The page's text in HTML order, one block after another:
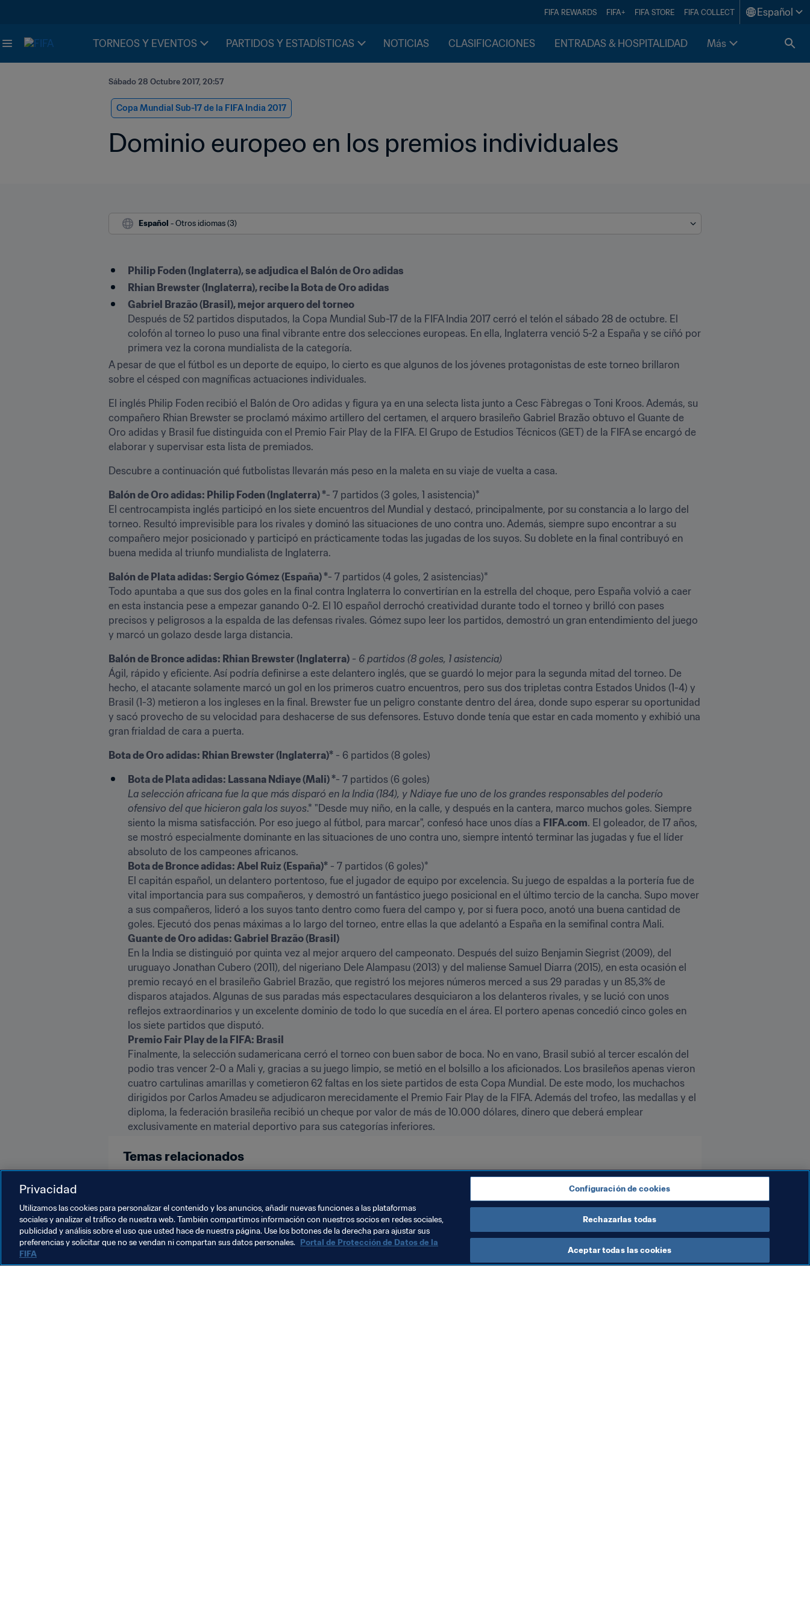
FIFA REWARDS FIFA+ FIFA STORE FIFA COLLECT Español
TORNEOS Y EVENTOS PARTIDOS Y ESTADÍSTICAS NOTICIAS CLASIFICACIONES ENTRADAS & HOSPITALIDAD Más
Sábado 28 Octubre 2017, 20:57
Copa Mundial Sub-17 de la FIFA India 2017
Dominio europeo en los premios individuales
Español - Otros idiomas (3)
Philip Foden (Inglaterra), se adjudica el Balón de Oro adidas
Rhian Brewster (Inglaterra), recibe la Bota de Oro adidas
Gabriel Brazão (Brasil), mejor arquero del torneo
Después de 52 partidos disputados, la Copa Mundial Sub-17 de la FIFA India 2017 cerró el telón el sábado 28 de octubre. El
colofón al torneo lo puso una final vibrante entre dos selecciones europeas. En ella, Inglaterra venció 5-2 a España y se ciñó por
primera vez la corona mundialista de la categoría.
A pesar de que el fútbol es un deporte de equipo, lo cierto es que algunos de los jóvenes protagonistas de este torneo brillaron
sobre el césped con magníficas actuaciones individuales.
El inglés Philip Foden recibió el Balón de Oro adidas y figura ya en una selecta lista junto a Cesc Fàbregas o Toni Kroos. Además, su
compañero Rhian Brewster se proclamó máximo artillero del certamen, el arquero brasileño Gabriel Brazão obtuvo el Guante de
Oro adidas y Brasil fue distinguida con el Premio Fair Play de la FIFA. El Grupo de Estudios Técnicos (GET) de la FIFA se encargó de
elaborar y supervisar esta lista de premiados.
Descubre a continuación qué futbolistas llevarán más peso en la maleta en su viaje de vuelta a casa.
Balón de Oro adidas: Philip Foden (Inglaterra) *- 7 partidos (3 goles, 1 asistencia)*
El centrocampista inglés participó en los siete encuentros del Mundial y destacó, principalmente, por su constancia a lo largo del
torneo. Resultó imprevisible para los rivales y dominó las situaciones de uno contra uno. Además, siempre supo encontrar a su
compañero mejor posicionado y participó en prácticamente todas las jugadas de los suyos. Su doblete en la final contribuyó en
buena medida al triunfo mundialista de Inglaterra.
Balón de Plata adidas: Sergio Gómez (España) *- 7 partidos (4 goles, 2 asistencias)*
Todo apuntaba a que sus dos goles en la final contra Inglaterra lo convertirían en la estrella del choque, pero España volvió a caer
en esta instancia pese a empezar ganando 0-2. El 10 español derrochó creatividad durante todo el torneo y brilló con pases
precisos y peligrosos a la espalda de las defensas rivales. Gómez supo leer los partidos, demostró un gran entendimiento del juego
y marcó un golazo desde larga distancia.
Balón de Bronce adidas: Rhian Brewster (Inglaterra) - 6 partidos (8 goles, 1 asistencia)
Ágil, rápido y eficiente. Así podría definirse a este delantero inglés, que se guardó lo mejor para la segunda mitad del torneo. De
hecho, el atacante solamente marcó un gol en los primeros cuatro encuentros, pero sus dos tripletas contra Estados Unidos (1-4) y
Brasil (1-3) metieron a los ingleses en la final. Brewster fue un peligro constante dentro del área, donde supo esperar su oportunidad
y sacó provecho de su velocidad para deshacerse de sus defensores. Estuvo donde tenía que estar en cada momento y exhibió una
gran frialdad de cara a puerta.
Bota de Oro adidas: Rhian Brewster (Inglaterra)* - 6 partidos (8 goles)
Bota de Plata adidas: Lassana Ndiaye (Mali) *- 7 partidos (6 goles)
La selección africana fue la que más disparó en la India (184), y Ndiaye fue uno de los grandes responsables del poderío
ofensivo del que hicieron gala los suyos.* "Desde muy niño, en la calle, y después en la cantera, marco muchos goles. Siempre
siento la misma satisfacción. Por eso juego al fútbol, para marcar", confesó hace unos días a FIFA.com. El goleador, de 17 años,
se mostró especialmente dominante en las situaciones de uno contra uno, siempre intentó terminar las jugadas y fue el líder
absoluto de los campeones africanos.
Bota de Bronce adidas: Abel Ruiz (España)* - 7 partidos (6 goles)*
El capitán español, un delantero portentoso, fue el jugador de equipo por excelencia. Su juego de espaldas a la portería fue de
vital importancia para sus compañeros, y demostró un fantástico juego posicional en el último tercio de la cancha. Supo mover
a sus compañeros, lideró a los suyos tanto dentro como fuera del campo y, por si fuera poco, anotó una buena cantidad de
goles. Ejecutó dos penas máximas a lo largo del torneo, entre ellas la que adelantó a España en la semifinal contra Mali.
Guante de Oro adidas: Gabriel Brazão (Brasil)
En la India se distinguió por quinta vez al mejor arquero del campeonato. Después del suizo Benjamin Siegrist (2009), del
uruguayo Jonathan Cubero (2011), del nigeriano Dele Alampasu (2013) y del maliense Samuel Diarra (2015), en esta ocasión el
premio recayó en el brasileño Gabriel Brazão, que registró los mejores números merced a sus 29 paradas y un 85,3% de
disparos atajados. Algunas de sus paradas más espectaculares desquiciaron a los delanteros rivales, y se lució con unos
reflejos extraordinarios y un excelente dominio de todo lo que sucedía en el área. El portero apenas concedió cinco goles en
los siete partidos que disputó.
Premio Fair Play de la FIFA: Brasil
Finalmente, la selección sudamericana cerró el torneo con buen sabor de boca. No en vano, Brasil subió al tercer escalón del
podio tras vencer 2-0 a Mali y, gracias a su juego limpio, se metió en el bolsillo a los aficionados. Los brasileños apenas vieron
cuatro cartulinas amarillas y cometieron 62 faltas en los siete partidos de esta Copa Mundial. De este modo, los muchachos
dirigidos por Carlos Amadeu se adjudicaron merecidamente el Premio Fair Play de la FIFA. Además del trofeo, las medallas y el
diploma, la federación brasileña recibió un cheque por valor de más de 10.000 dólares, dinero que deberá emplear
exclusivamente en material deportivo para sus categorías inferiores.
Temas relacionados
CONMEBOL
Privacidad
Utilizamos las cookies para personalizar el contenido y los anuncios, añadir nuevas funciones a las plataformas
sociales y analizar el tráfico de nuestra web. También compartimos información con nuestros socios en redes sociales,
publicidad y análisis sobre el uso que usted hace de nuestra página. Use los botones de la derecha para ajustar sus
preferencias y solicitar que no se vendan ni compartan sus datos personales. Portal de Protección de Datos de la
FIFA
Configuración de cookies
Rechazarlas todas
Aceptar todas las cookies